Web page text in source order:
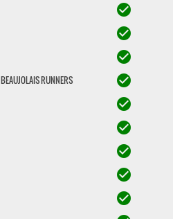
check_circle
check_circle
check_circle
BEAUJOLAIS RUNNERS check_circle
check_circle
check_circle
check_circle
check_circle
check_circle